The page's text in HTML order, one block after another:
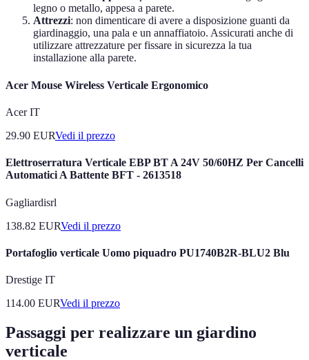
legno o metallo, appesa a parete.
Attrezzi: non dimenticare di avere a disposizione guanti da
giardinaggio, una pala e un annaffiatoio. Assicurati anche di
utilizzare attrezzature per fissare in sicurezza la tua
installazione alla parete.
Acer Mouse Wireless Verticale Ergonomico
Acer IT
29.90 EURVedi il prezzo
Elettroserratura Verticale EBP BT A 24V 50/60HZ Per Cancelli
Automatici A Battente BFT - 2613518
Gagliardisrl
138.82 EURVedi il prezzo
Portafoglio verticale Uomo piquadro PU1740B2R-BLU2 Blu
Drestige IT
114.00 EURVedi il prezzo
Passaggi per realizzare un giardino
verticale